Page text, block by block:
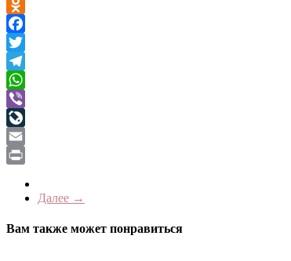
VK
Odnoklassniki
Facebook
Twitter
Telegram
WhatsApp
Viber
LiveJournal
Email
Далее →
Вам также может понравиться